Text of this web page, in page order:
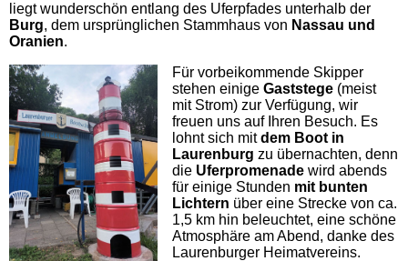
liegt wunderschön entlang des Uferpfades unterhalb der
Burg, dem ursprünglichen Stammhaus von Nassau und
Oranien.
Für vorbeikommende Skipper
stehen einigeGaststege (meist
mit Strom) zur Verfügung, wir
freuen uns auf Ihren Besuch. Es
lohnt sich mitdem Boot in
Laurenburg zu übernachten, denn
die Uferpromenadewird abends
für einige Stunden mit bunten
Lichtern über eine Strecke von ca.
1,5 km hin beleuchtet, eine schöne
Atmosphäre am Abend, danke des
Laurenburger Heimatvereins.